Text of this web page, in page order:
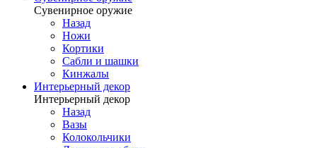
Сувенирное оружие
Назад
Ножи
Кортики
Сабли и шашки
Кинжалы
Интерьерный декор
Интерьерный декор
Назад
Вазы
Колокольчики